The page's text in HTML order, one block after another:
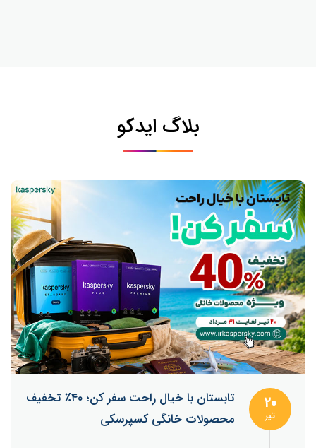
بلاگ ایدکو
20
تیر
تابستان با خیال راحت سفر کن؛ ۴۰٪ تخفیف
محصولات خانگی کسپرسکی